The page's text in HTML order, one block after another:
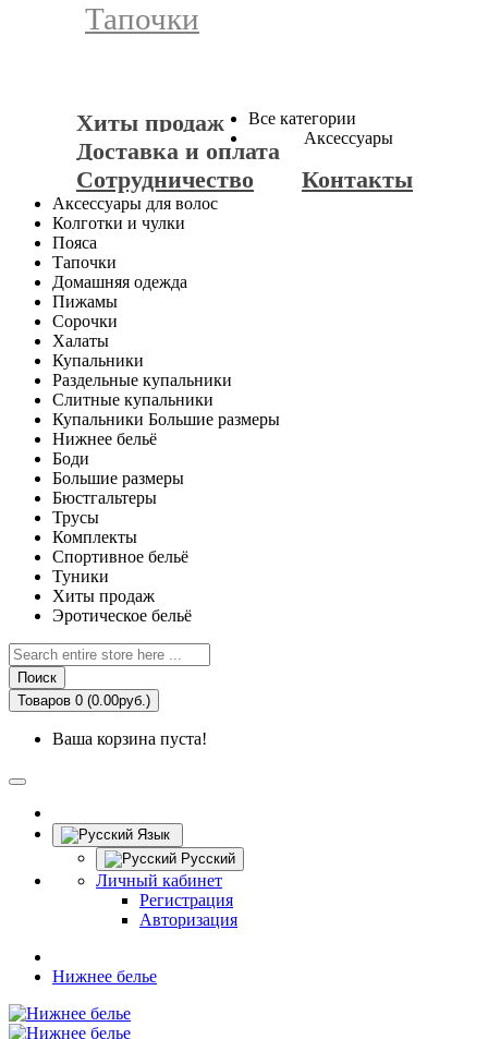
Тапочки
Хиты продаж
Доставка и оплата
Сотрудничество
Контакты
Все категории
Аксессуары
Аксессуары для волос
Колготки и чулки
Пояса
Тапочки
Домашняя одежда
Пижамы
Сорочки
Халаты
Купальники
Раздельные купальники
Слитные купальники
Купальники Большие размеры
Нижнее бельё
Боди
Большие размеры
Бюстгальтеры
Трусы
Комплекты
Спортивное бельё
Туники
Хиты продаж
Эротическое бельё
Поиск
Товаров 0 (0.00руб.)
Ваша корзина пуста!
Язык
Русский
Личный кабинет
Регистрация
Авторизация
Нижнее белье